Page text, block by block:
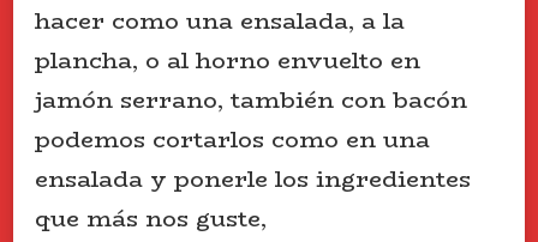
hacer como una ensalada, a la
plancha, o al horno envuelto en
jamón serrano, también con bacón
podemos cortarlos como en una
ensalada y ponerle los ingredientes
que más nos guste,